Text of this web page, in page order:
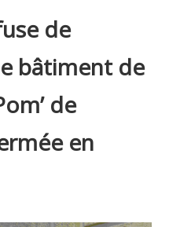
de
bâtiment de
de
en